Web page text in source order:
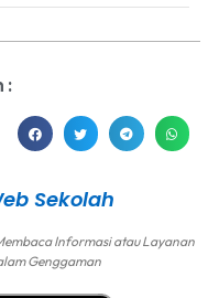
:
Sekolah
Informasi atau Layanan
Genggaman